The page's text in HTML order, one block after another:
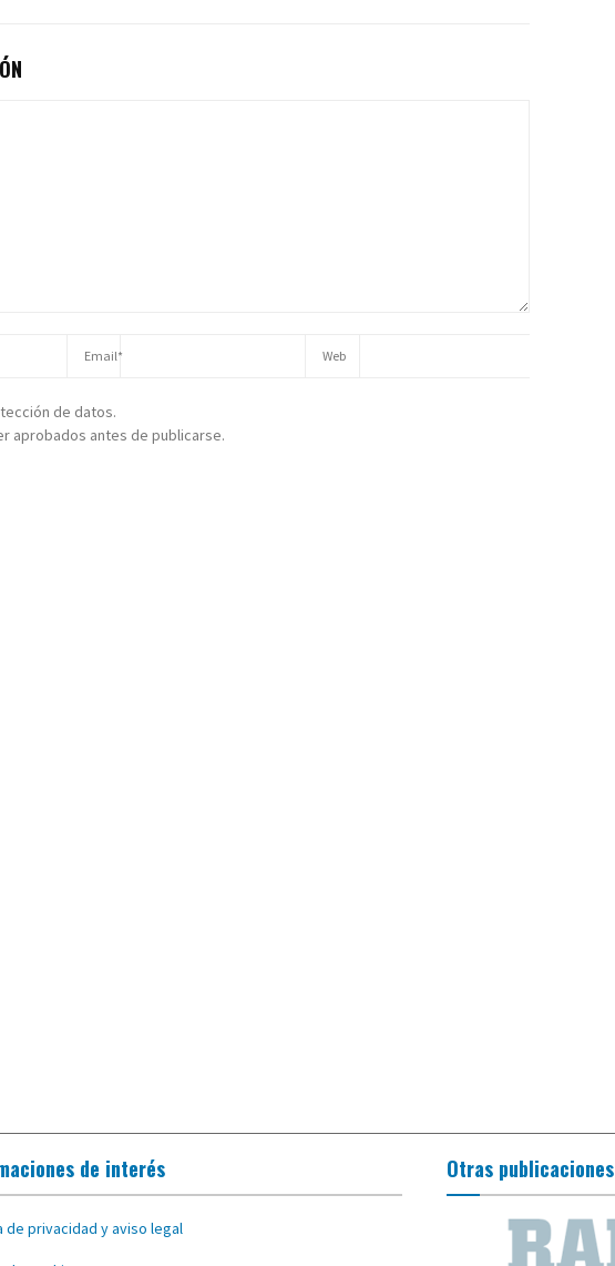
de datos.
aprobados antes de publicarse.
de interés
de privacidad y aviso legal
Otras publicaciones